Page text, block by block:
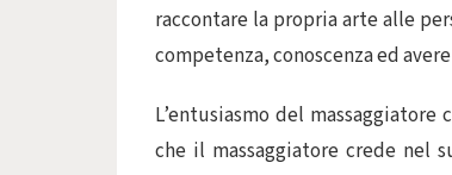
raccontare la propria arte alle
competenza, conoscenza ed
L’entusiasmo del
che il massaggiatore crede nel